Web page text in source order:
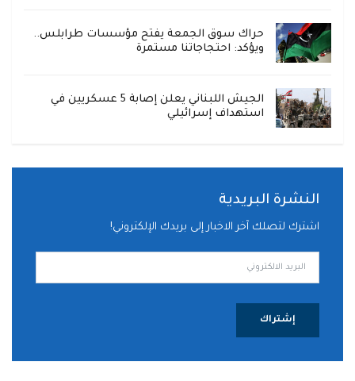
حراك سوق الجمعة يفتح مؤسسات طرابلس..
ويؤكد: احتجاجاتنا مستمرة
الجيش اللبناني يعلن إصابة 5 عسكريين في
استهداف إسرائيلي
النشرة البريدية
اشترك لتصلك آخر الاخبار إلى بريدك الإلكتروني!
إشتراك